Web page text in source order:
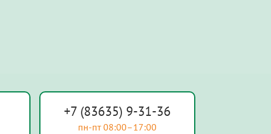
+7 (83635) 9-31-36
пн-пт 08:00–17:00